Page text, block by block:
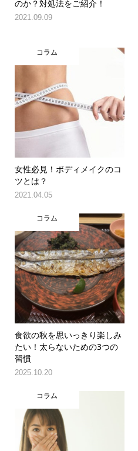
のか？対処法をご紹介！
2021.09.09
コラム
女性必見！ボディメイクのコ
ツとは？
2021.04.05
コラム
食欲の秋を思いっきり楽しみ
たい！太らないための3つの
習慣
2025.10.20
コラム